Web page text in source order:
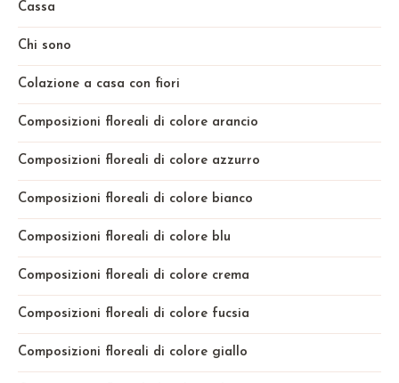
Cassa
Chi sono
Colazione a casa con fiori
Composizioni floreali di colore arancio
Composizioni floreali di colore azzurro
Composizioni floreali di colore bianco
Composizioni floreali di colore blu
Composizioni floreali di colore crema
Composizioni floreali di colore fucsia
Composizioni floreali di colore giallo